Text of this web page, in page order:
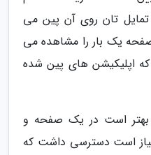
تان روی آن پین می
یک بار را مشاهده می
اپلیکیشن های پین شده
بهتر است در یک صفحه و
است دسترسی داشت که